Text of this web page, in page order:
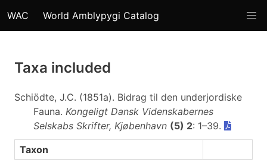
WAC World Amblypygi Catalog
Taxa included
Schiödte, J.C. (1851a). Bidrag til den underjordiske
Fauna. Kongeligt Dansk Videnskabernes
Selskabs Skrifter, Kjøbenhavn (5) 2: 1–39.
Taxon